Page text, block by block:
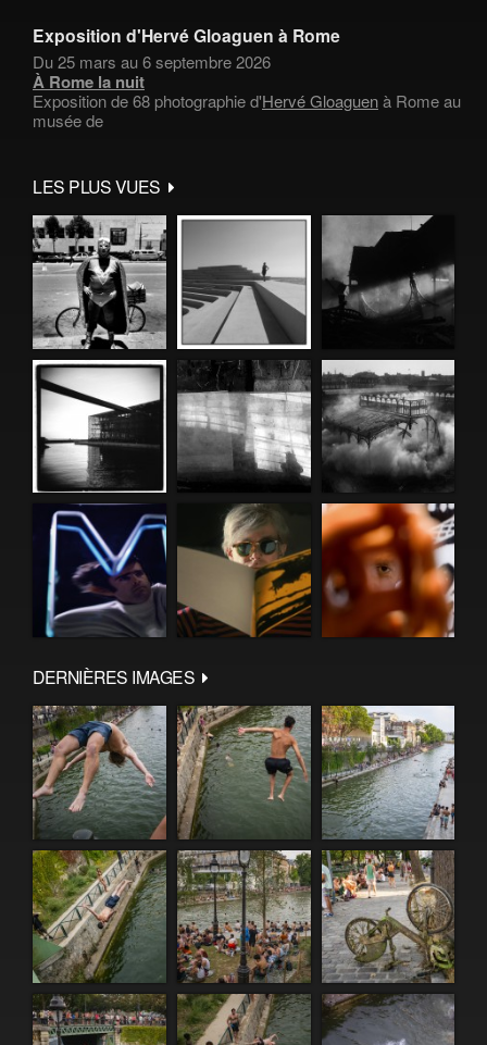
Exposition d'Hervé Gloaguen à Rome
Du 25 mars au 6 septembre 2026
À Rome la nuit
Exposition de 68 photographie d'Hervé Gloaguenà Rome au
musée de
LES PLUS VUES
DERNIÈRES IMAGES